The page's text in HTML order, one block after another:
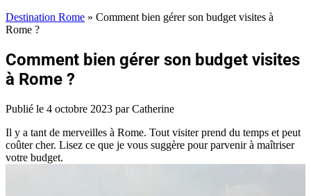
Destination Rome » Comment bien gérer son budget visites à
Rome ?
Comment bien gérer son budget visites
à Rome ?
Publié le 4 octobre 2023 par Catherine
Il y a tant de merveilles à Rome. Tout visiter prend du temps et peut
coûter cher. Lisez ce que je vous suggère pour parvenir à maîtriser
votre budget.